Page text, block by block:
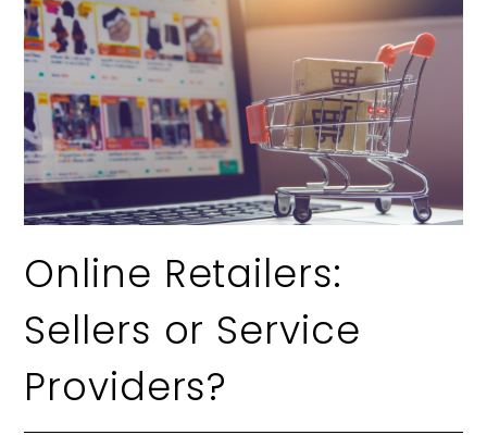
Online Retailers:
Sellers or Service
Providers?